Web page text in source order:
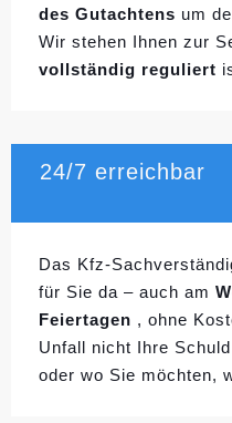
des Gutachtens um
Wir stehen Ihnen zur
vollständig reguliert
24/7 erreichbar
Das Kfz-
für Sie da – auch am
Feiertagen , ohne
Unfall nicht Ihre
oder wo Sie möchten,